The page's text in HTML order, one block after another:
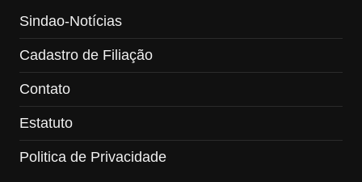
Sindao-Notícias
Cadastro de Filiação
Contato
Estatuto
Politica de Privacidade